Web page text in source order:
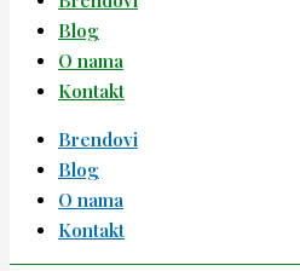
Blog
O nama
Kontakt
Brendovi
Blog
O nama
Kontakt